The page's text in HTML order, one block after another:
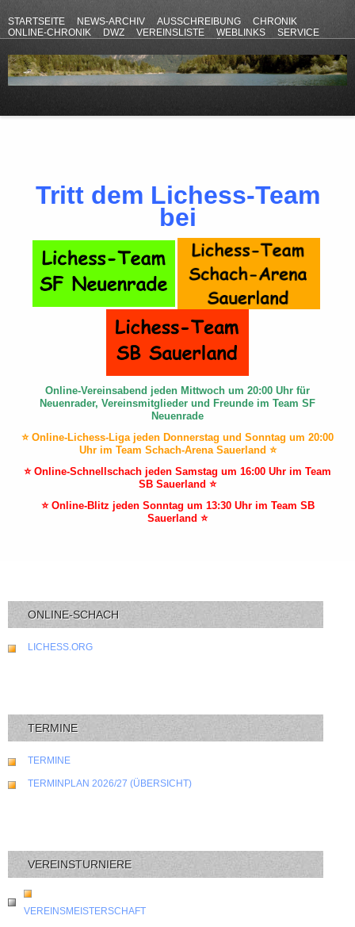
STARTSEITE NEWS-ARCHIV AUSSCHREIBUNG
CHRONIK
ONLINE-CHRONIK
DWZ VEREINSLISTE WEBLINKS
SERVICE
Tritt dem Lichess-Team
bei
Online-Vereinsabend jeden Mittwoch um 20:00 Uhr für
Neuenrader, Vereinsmitglieder und Freunde im Team SF
Neuenrade
⭐ Online-Lichess-Liga jeden Donnerstag und Sonntag um 20:00
Uhr im Team Schach-Arena Sauerland ⭐
⭐ Online-Schnellschach jeden Samstag um 16:00 Uhr im Team
SB Sauerland ⭐
⭐ Online-Blitz jeden Sonntag um 13:30 Uhr im Team SB
Sauerland ⭐
ONLINE-SCHACH
LICHESS.ORG
TERMINE
TERMINE
TERMINPLAN 2026/27 (ÜBERSICHT)
VEREINSTURNIERE
VEREINSMEISTERSCHAFT